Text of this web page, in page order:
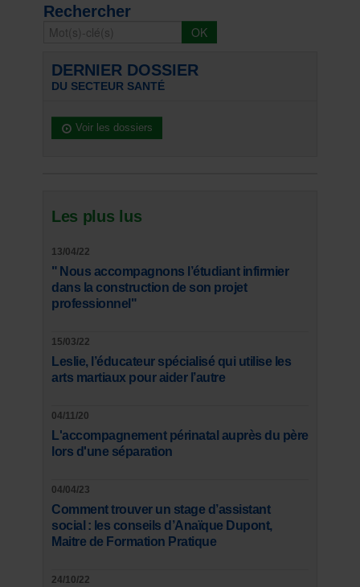
Rechercher
DERNIER DOSSIER
DU SECTEUR SANTÉ
Voir les dossiers
Les plus lus
13/04/22
" Nous accompagnons l’étudiant infirmier
dans la construction de son projet
professionnel"
15/03/22
Leslie, l’éducateur spécialisé qui utilise les
arts martiaux pour aider l’autre
04/11/20
L'accompagnement périnatal auprès du père
lors d'une séparation
04/04/23
Comment trouver un stage d’assistant
social : les conseils d’Anaïque Dupont,
Maitre de Formation Pratique
24/10/22